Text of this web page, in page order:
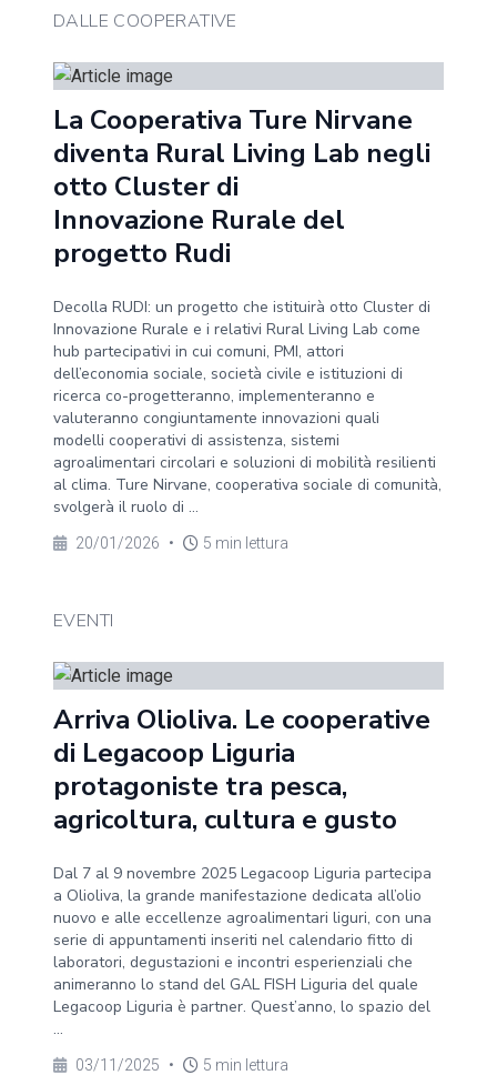
DALLE COOPERATIVE
La Cooperativa Ture Nirvane
diventa Rural Living Lab negli
otto Cluster di
Innovazione Rurale del
progetto Rudi
Decolla RUDI: un progetto che istituirà otto Cluster di
Innovazione Rurale e i relativi Rural Living Lab come
hub partecipativi in cui comuni, PMI, attori
dell’economia sociale, società civile e istituzioni di
ricerca co-progetteranno, implementeranno e
valuteranno congiuntamente innovazioni quali
modelli cooperativi di assistenza, sistemi
agroalimentari circolari e soluzioni di mobilità resilienti
al clima. Ture Nirvane, cooperativa sociale di comunità,
svolgerà il ruolo di ...
20/01/2026 • 5 min lettura
EVENTI
Arriva Olioliva. Le cooperative
di Legacoop Liguria
protagoniste tra pesca,
agricoltura, cultura e gusto
Dal 7 al 9 novembre 2025 Legacoop Liguria partecipa
a Olioliva, la grande manifestazione dedicata all’olio
nuovo e alle eccellenze agroalimentari liguri, con una
serie di appuntamenti inseriti nel calendario fitto di
laboratori, degustazioni e incontri esperienziali che
animeranno lo stand del GAL FISH Liguria del quale
Legacoop Liguria è partner. Quest’anno, lo spazio del
...
03/11/2025 • 5 min lettura